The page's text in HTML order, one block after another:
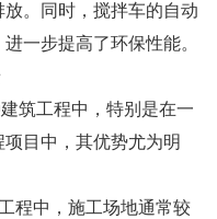
。同时，搅拌车的自动
一步提高了环保性能。
筑工程中，特别是在一
目中，其优势尤为明
中，施工场地通常较